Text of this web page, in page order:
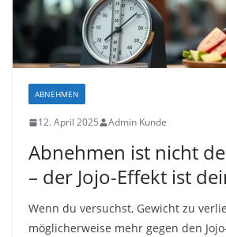
ABNEHMEN
12. April 2025 Admin Kunde
Abnehmen ist nicht
– der Jojo-Effekt ist
Wenn du versuchst, Gewicht zu
möglicherweise mehr gegen den